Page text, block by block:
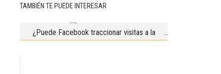
TAMBIÉN TE PUEDE INTERESAR
¿Puede Facebook traccionar visitas a la